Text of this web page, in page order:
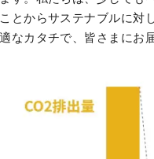
とからサステナブルに対
なカタチで、皆さまにお